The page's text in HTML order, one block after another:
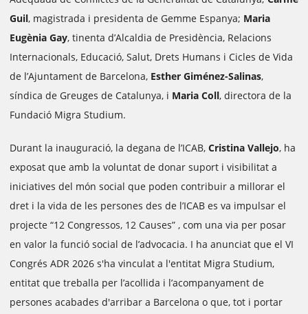
Guil, magistrada i presidenta de Gemme Espanya; Maria
Eugènia Gay, tinenta d’Alcaldia de Presidència, Relacions
Internacionals, Educació, Salut, Drets Humans i Cicles de Vida
de l’Ajuntament de Barcelona, Esther Giménez-Salinas,
síndica de Greuges de Catalunya, i Maria Coll, directora de la
Fundació Migra Studium.
Durant la inauguració, la degana de l’ICAB, Cristina Vallejo, ha
exposat que amb la voluntat de donar suport i visibilitat a
iniciatives del món social que poden contribuir a millorar el
dret i la vida de les persones des de l’ICAB es va impulsar el
projecte “12 Congressos, 12 Causes” , com una via per posar
en valor la funció social de l’advocacia. I ha anunciat que el VI
Congrés ADR 2026 s'ha vinculat a l'entitat Migra Studium,
entitat que treballa per l’acollida i l’acompanyament de
persones acabades d'arribar a Barcelona o que, tot i portar